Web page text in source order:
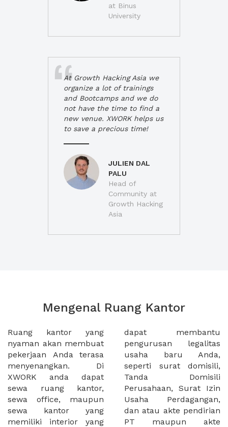
at Binus
University
At Growth Hacking Asia we
organize a lot of trainings
and Bootcamps and we do
not have the time to find a
new venue. XWORK helps us
to save a precious time!
JULIEN DAL
PALU
Head of
Community at
Growth Hacking
Asia
Mengenal Ruang Kantor
Ruang kantor yang
nyaman akan membuat
pekerjaan Anda terasa
menyenangkan. Di
XWORK anda dapat
sewa ruang kantor,
sewa office, maupun
sewa kantor yang
memiliki interior yang
dapat membantu
pengurusan legalitas
usaha baru Anda,
seperti surat domisili,
Tanda Domisili
Perusahaan, Surat Izin
Usaha Perdagangan,
dan atau akte pendirian
PT maupun akte